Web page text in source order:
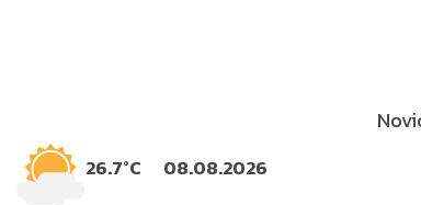
26.7°C 08.08.2026